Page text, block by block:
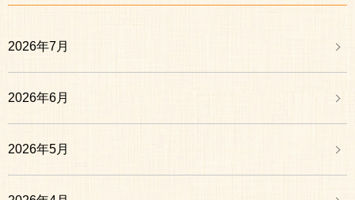
2026年7月
2026年6月
2026年5月